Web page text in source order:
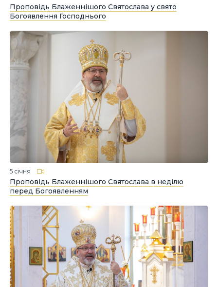
Проповідь Блаженнішого Святослава у свято
Богоявлення Господнього
5 січня
Проповідь Блаженнішого Святослава в неділю
перед Богоявленням